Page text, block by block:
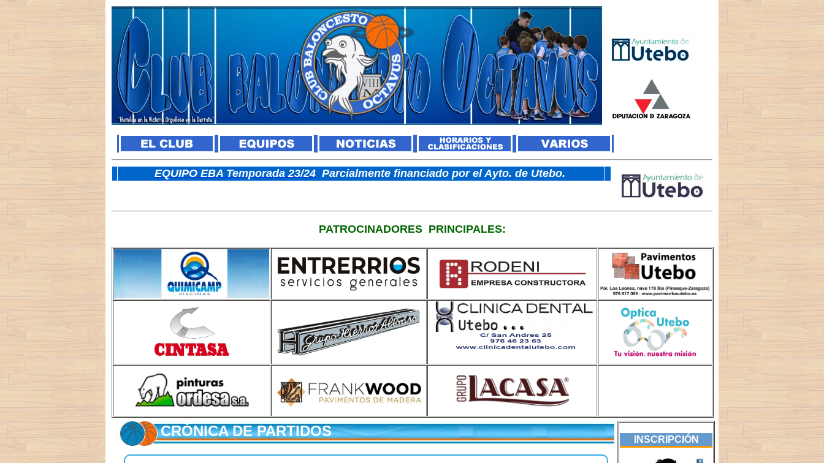
EQUIPO EBA Temporada 23/24 Parcialmente financiado por el Ayto. de Utebo.
PATROCINADORES PRINCIPALES:
CRÓNICA DE PARTIDOS
INSCRIPCIÓN